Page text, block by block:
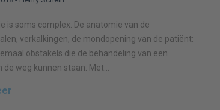
is soms complex. De anatomie van de
verkalkingen, de mondopening van de patiënt:
obstakels die de behandeling van een
de weg kunnen staan. Met...